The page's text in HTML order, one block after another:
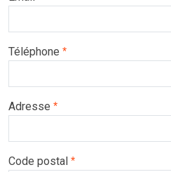
Téléphone *
Adresse *
Code postal *